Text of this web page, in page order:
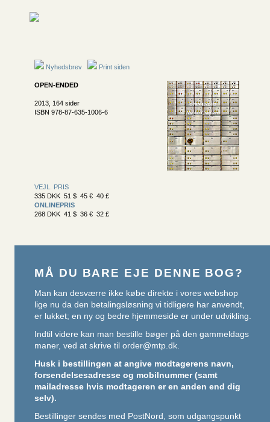
Nyhedsbrev Print siden
OPEN-ENDED
2013, 164 sider
ISBN 978-87-635-1006-6
VEJL. PRIS
335 DKK 51 $ 45 € 40 £
ONLINEPRIS
268 DKK 41 $ 36 € 32 £
MÅ DU BARE EJE DENNE BOG?
Man kan desværre ikke købe direkte i vores webshop
lige nu da den betalingsløsning vi tidligere har anvendt,
er lukket; en ny og bedre hjemmeside er under udvikling.
Indtil videre kan man bestille bøger på den gammeldags
maner, ved at skrive til order@mtp.dk.
Husk i bestillingen at angive modtagerens navn,
forsendelsesadresse og mobilnummer (samt
mailadresse hvis modtageren er en anden end dig
selv).
Bestillinger sendes med PostNord, som udgangspunkt